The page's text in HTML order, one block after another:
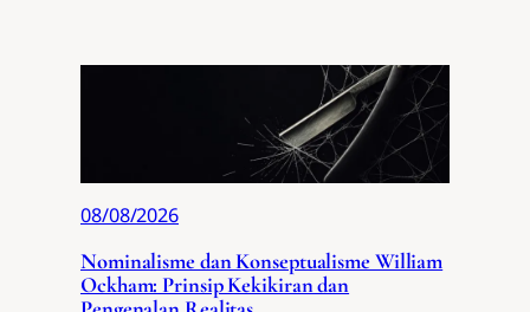
08/08/2026
Nominalisme dan Konseptualisme William
Ockham: Prinsip Kekikiran dan